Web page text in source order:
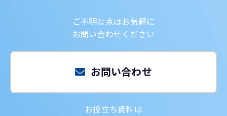
ご不明な点はお気軽に
お問い合わせください
お問い合わせ
お役立ち資料は